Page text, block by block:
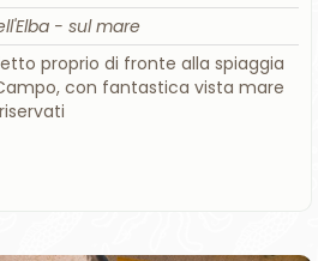
- sul mare
proprio di fronte alla spiaggia
con fantastica vista mare